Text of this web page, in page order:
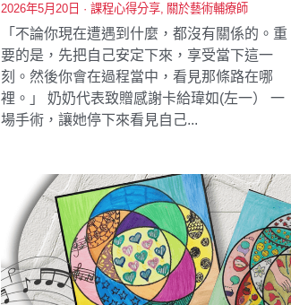
2026年5月20日 ·課程心得分享, 關於藝術輔療師
「不論你現在遭遇到什麼，都沒有關係的。重
要的是，先把自己安定下來，享受當下這一
刻。然後你會在過程當中，看見那條路在哪
裡。」 奶奶代表致贈感謝卡給瑋如(左一） 一
場手術，讓她停下來看見自己...